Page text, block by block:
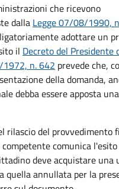
che ricevono
dalla Legge 07/08/1990,
adottare un
il Decreto del Presidente
n. 642 prevede che,
della domanda,
debba essere apposta
rilascio del provvedimento
comunica
deve acquistare una
quella annullata per la